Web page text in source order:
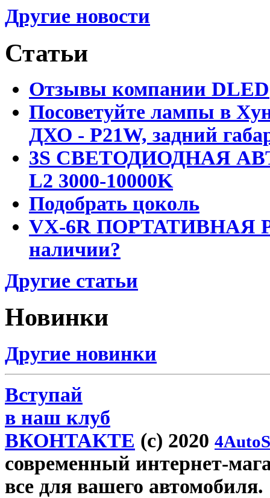
Другие новости
Статьи
Отзывы компании DLED
Посоветуйте лампы в
ДХО - P21W, задний
3S СВЕТОДИОДНАЯ
L2 3000-10000K
Подобрать цоколь
VX-6R ПОРТАТИВНАЯ
наличии?
Другие статьи
Новинки
Другие новинки
Вступай
в наш клуб
ВКОНТАКТЕ (c) 2020
современный интернет-
все для вашего автомобиля.